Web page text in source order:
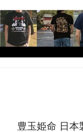
豊玉姫命 日本